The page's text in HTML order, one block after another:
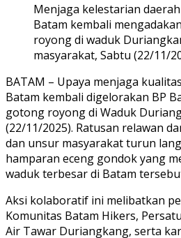
Menjaga kelestarian
Batam kembali
royong di waduk
masyarakat, Sabtu (22/11/
BATAM – Upaya menjaga
Batam kembali digelorakan BP
gotong royong di Waduk
(22/11/2025). Ratusan relawan
dan unsur masyarakat turun
hamparan eceng gondok yang
waduk terbesar di Batam
Aksi kolaboratif ini melibatkan
Komunitas Batam Hikers,
Air Tawar Duriangkang, serta